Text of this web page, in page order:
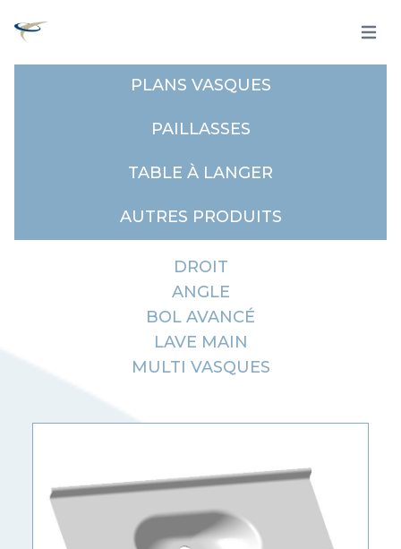
Open
PLANS VASQUES
PAILLASSES
TABLE À LANGER
AUTRES PRODUITS
DROIT
ANGLE
BOL AVANCÉ
LAVE MAIN
MULTI VASQUES